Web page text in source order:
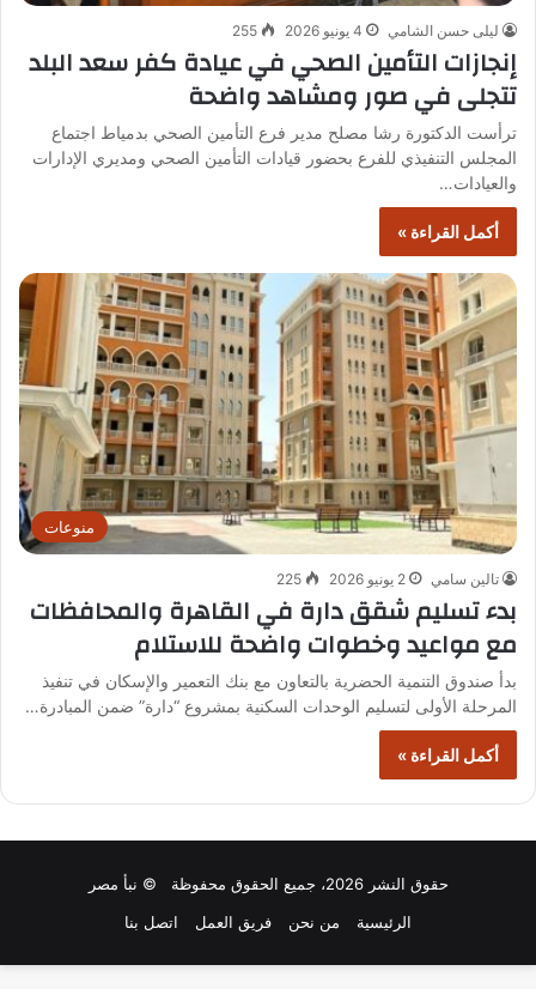
ليلى حسن الشامي 4 يونيو 2026 255
إنجازات التأمين الصحي في عيادة كفر سعد البلد
تتجلى في صور ومشاهد واضحة
ترأست الدكتورة رشا مصلح مدير فرع التأمين الصحي بدمياط اجتماع
المجلس التنفيذي للفرع بحضور قيادات التأمين الصحي ومديري الإدارات
والعيادات…
أكمل القراءة »
منوعات
تالين سامي 2 يونيو 2026 225
بدء تسليم شقق دارة في القاهرة والمحافظات
مع مواعيد وخطوات واضحة للاستلام
بدأ صندوق التنمية الحضرية بالتعاون مع بنك التعمير والإسكان في تنفيذ
المرحلة الأولى لتسليم الوحدات السكنية بمشروع “دارة” ضمن المبادرة…
أكمل القراءة »
حقوق النشر 2026، جميع الحقوق محفوظة © نبأ مصر
الرئيسية
من نحن فريق العمل اتصل بنا